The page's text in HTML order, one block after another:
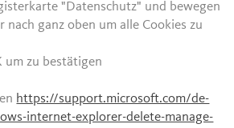
"Datenschutz" und bewegen
nach ganz oben um alle Cookies zu
um zu bestätigen
https://support.microsoft.com/de-
internet-explorer-delete-manage-